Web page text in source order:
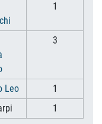
1
3
Leo
1
1